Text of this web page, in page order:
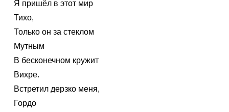
Я пришёл в этот мир
Тихо,
Только он за стеклом
Мутным
В бесконечном кружит
Вихре.
Встретил дерзко меня,
Гордо